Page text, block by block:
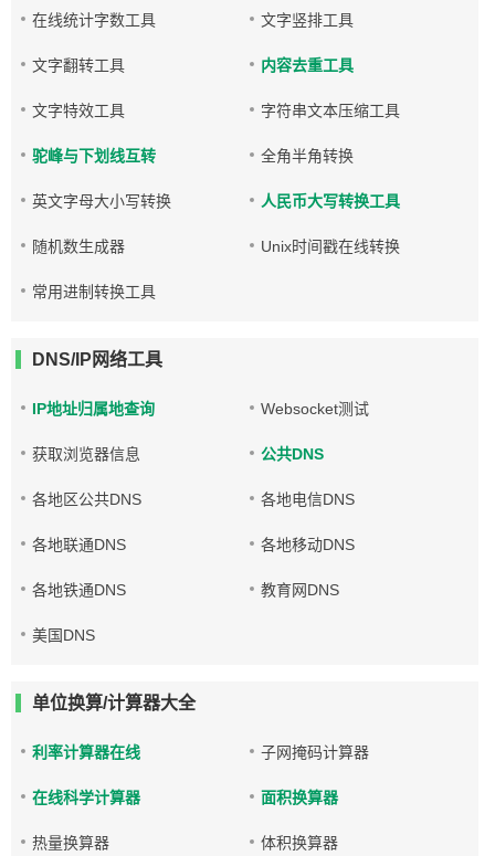
在线统计字数工具 文字竖排工具
文字翻转工具 内容去重工具
文字特效工具 字符串文本压缩工具
驼峰与下划线互转 全角半角转换
英文字母大小写转换 人民币大写转换工具
随机数生成器 Unix时间戳在线转换
常用进制转换工具
DNS/IP网络工具
IP地址归属地查询 Websocket测试
获取浏览器信息 公共DNS
各地区公共DNS 各地电信DNS
各地联通DNS 各地移动DNS
各地铁通DNS 教育网DNS
美国DNS
单位换算/计算器大全
利率计算器在线 子网掩码计算器
在线科学计算器 面积换算器
热量换算器 体积换算器